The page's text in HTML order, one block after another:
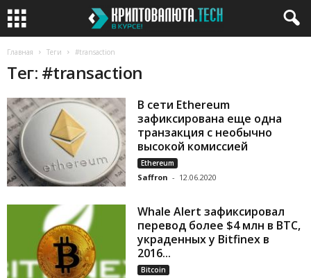
Главная Теги #transaction
Тег: #transaction
В сети Ethereum
зафиксирована еще одна
транзакция с необычно
высокой комиссией
Ethereum
Saffron - 12.06.2020
Whale Alert зафиксировал
перевод более $4 млн в BTC,
украденных у Bitfinex в
2016...
Bitcoin